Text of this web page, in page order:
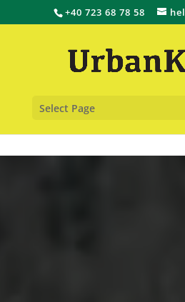
+40 723 68 78 58
Select Page